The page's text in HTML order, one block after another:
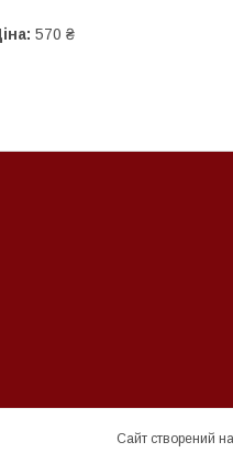
570 ₴
Сайт створений